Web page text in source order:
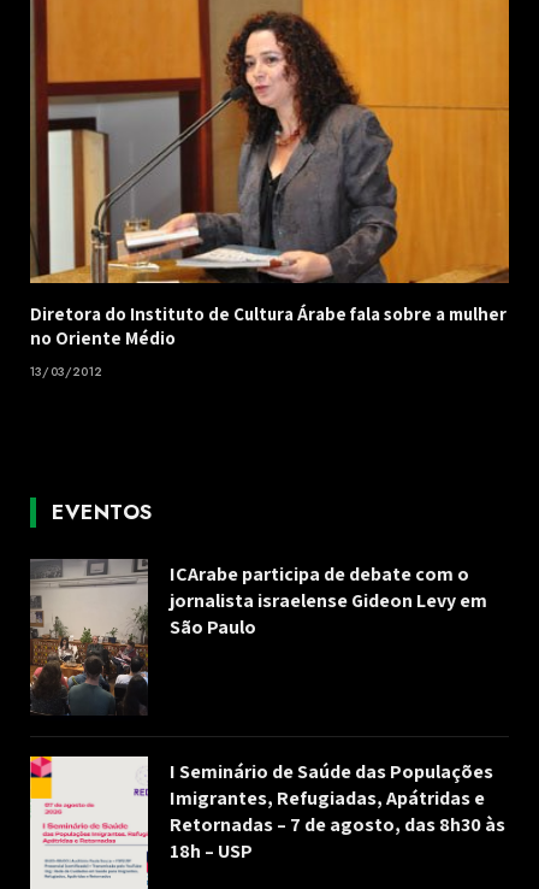
Diretora do Instituto de Cultura Árabe fala sobre a mulher
no Oriente Médio
13/03/2012
EVENTOS
ICArabe participa de debate com o
jornalista israelense Gideon Levy em
São Paulo
I Seminário de Saúde das Populações
Imigrantes, Refugiadas, Apátridas e
Retornadas – 7 de agosto, das 8h30 às
18h – USP